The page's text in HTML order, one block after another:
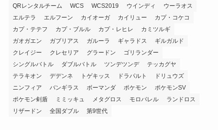
QRレンタルチーム WCS WCS2019 ウインディ
ウーラオス
エルテラ
エルフーン カイオーガ カイリュー
カプ・コケコ
カプ・テテフ
カプ・ブルル カプ・レヒレ
カミツルギ
ガオガエン
ガブリアス ガルーラ ギャラドス
ギルガルド
クレイジー
クレセリア グラードン
ゴリランダー
シングルバトル
ダブルバトル ツンデツンデ
テッカグヤ
テラキオン
デデンネ トゲキッス ドラパルト
ドリュウズ
ニンフィア
バンギラス ボーマンダ ポケモン
ポケモンSV
ポケモン剣盾
ミミッキュ メタグロス モロバレル
ランドロス
リザードン
全国ダブル 第9世代